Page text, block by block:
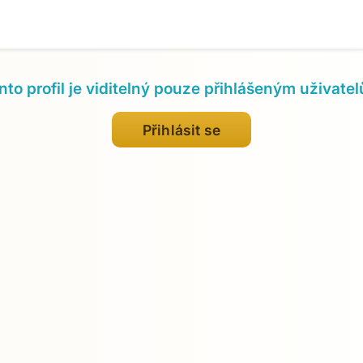
profil je viditelný pouze přihlášeným
Přihlásit se